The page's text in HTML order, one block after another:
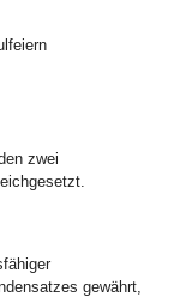
zwei
gewährt,